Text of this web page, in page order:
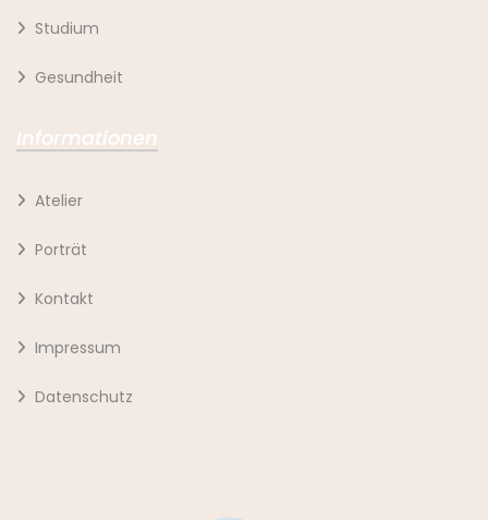
Studium
Gesundheit
Informationen
Atelier
Porträt
Kontakt
Impressum
Datenschutz